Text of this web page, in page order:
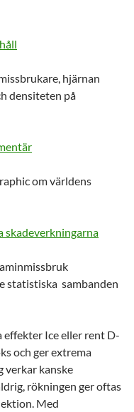
hjärnan
densiteten på
om världens
skadeverkningarna
statistiska sambanden
effekter Ice eller rent D-
och ger extrema
verkar kanske
rökningen ger oftas
Med